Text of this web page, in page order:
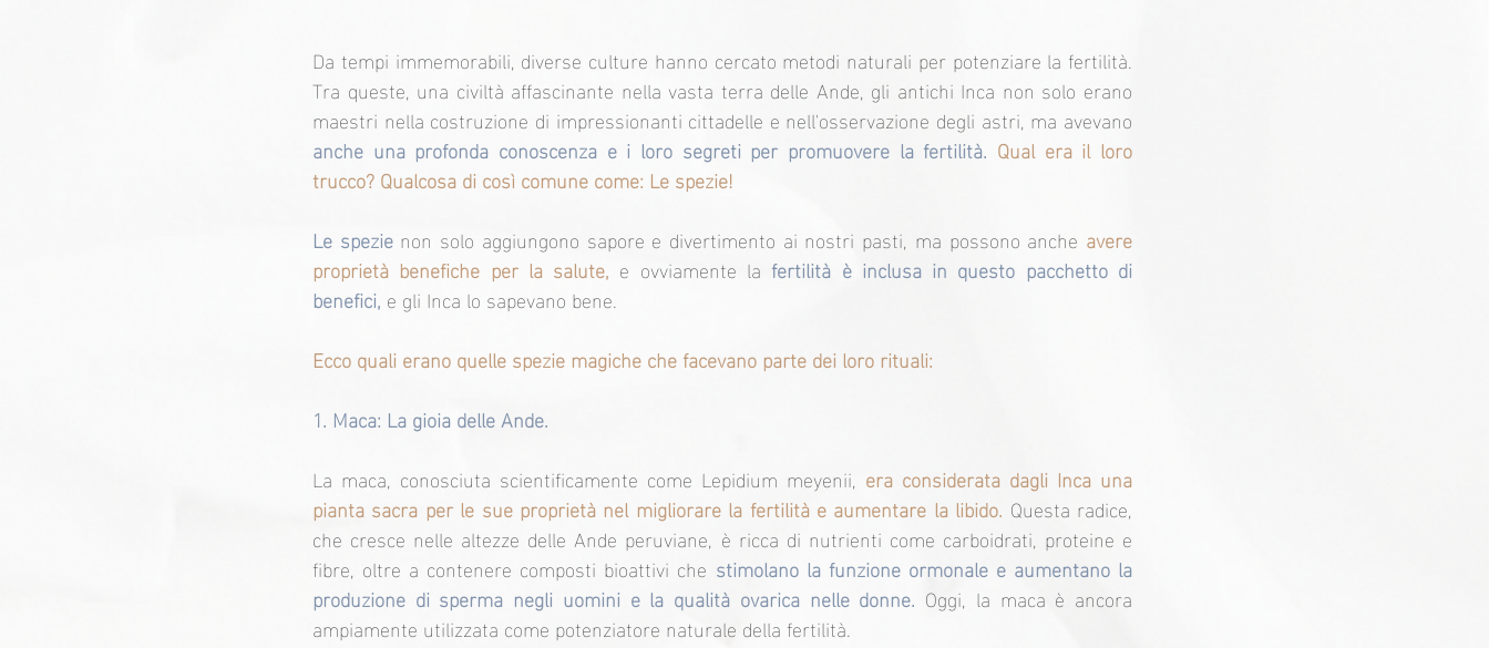
Da tempi immemorabili, diverse culture hanno cercato metodi naturali per potenziare la fertilità.
Tra queste, una civiltà affascinante nella vasta terra delle Ande, gli antichi Inca non solo erano
anche una profonda conoscenza e i loro segreti per promuovere la fertilità. Qual era il loro
trucco? Qualcosa di così comune come: Le spezie!
Le spezie non solo aggiungono sapore e divertimento ai nostri pasti, ma possono anche avere
proprietà benefiche per la salute, e ovviamente la fertilità è inclusa in questo pacchetto di
benefici, e gli Inca lo sapevano bene.
Ecco quali erano quelle spezie magiche che facevano parte dei loro rituali:
1. Maca: La gioia delle Ande.
La maca, conosciuta scientificamente come Lepidium meyenii, era considerata dagli Inca una
pianta sacra per le sue proprietà nel migliorare la fertilità e aumentare la libido. Questa radice,
che cresce nelle altezze delle Ande peruviane, è ricca di nutrienti come carboidrati, proteine e
fibre, oltre a contenere composti bioattivi che stimolano la funzione ormonale e aumentano la
produzione di sperma negli uomini e la qualità ovarica nelle donne. Oggi, la maca è ancora
ampiamente utilizzata come potenziatore naturale della fertilità.